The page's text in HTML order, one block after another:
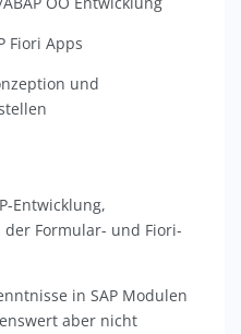
Fiori Apps
und
Entwicklung,
Formular- und Fiori-
in SAP Modulen
aber nicht